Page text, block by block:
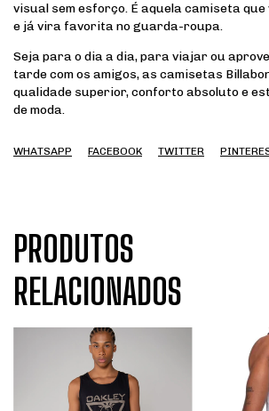
visual sem esforço. É aquela camiseta que
e já vira favorita no guarda-roupa.
Seja para o dia a dia, para viajar ou
tarde com os amigos, as camisetas
qualidade superior, conforto absoluto e
de moda.
WHATSAPP FACEBOOK TWITTER
PRODUTOS
RELACIONADOS